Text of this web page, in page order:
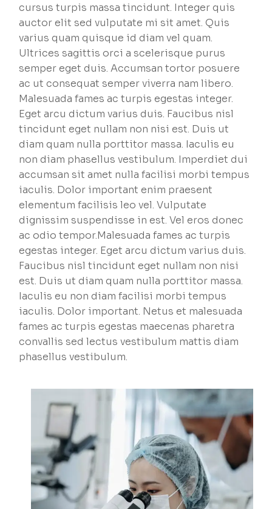
cursus turpis massa tincidunt. Integer quis
auctor elit sed vulputate mi sit amet. Quis
varius quam quisque id diam vel quam.
Ultrices sagittis orci a scelerisque purus
semper eget duis. Accumsan tortor posuere
ac ut consequat semper viverra nam libero.
Malesuada fames ac turpis egestas integer.
Eget arcu dictum varius duis. Faucibus nisl
tincidunt eget nullam non nisi est. Duis ut
diam quam nulla porttitor massa. Iaculis eu
non diam phasellus vestibulum. Imperdiet dui
accumsan sit amet nulla facilisi morbi tempus
iaculis. Dolor important enim praesent
elementum facilisis leo vel. Vulputate
dignissim suspendisse in est. Vel eros donec
ac odio tempor.Malesuada fames ac turpis
egestas integer. Eget arcu dictum varius duis.
Faucibus nisl tincidunt eget nullam non nisi
est. Duis ut diam quam nulla porttitor massa.
Iaculis eu non diam facilisi morbi tempus
iaculis. Dolor important. Netus et malesuada
fames ac turpis egestas maecenas pharetra
convallis sed lectus vestibulum mattis diam
phasellus vestibulum.